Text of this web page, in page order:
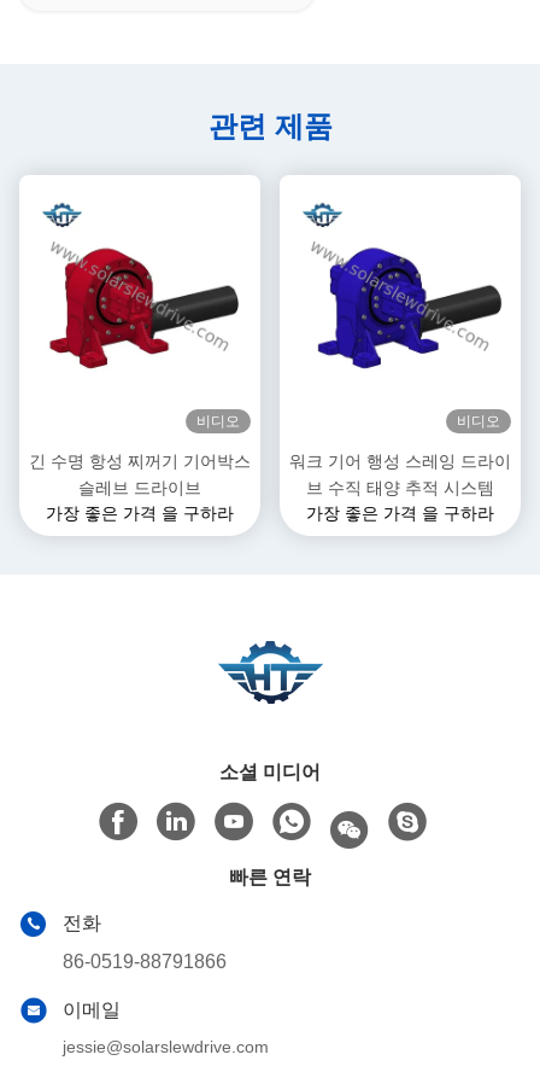
관련 제품
비디오
긴 수명 항성 찌꺼기 기어박스
슬레브 드라이브
가장 좋은 가격 을 구하라
비디오
워크 기어 행성 스레잉 드라이
브 수직 태양 추적 시스템
가장 좋은 가격 을 구하라
소셜 미디어
빠른 연락
전화
86-0519-88791866
이메일
jessie@solarslewdrive.com